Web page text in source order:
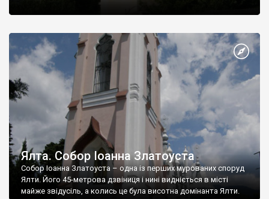
Ялта. Собор Іоанна Златоуста
Собор Іоанна Златоуста – одна із перших мурованих споруд
Ялти. Його 45-метрова дзвіниця і нині видніється в місті
майже звідусіль, а колись це була висотна домінанта Ялти.